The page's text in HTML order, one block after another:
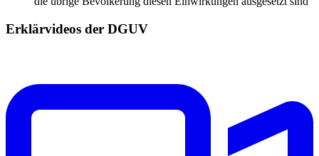
Erklärvideos der DGUV